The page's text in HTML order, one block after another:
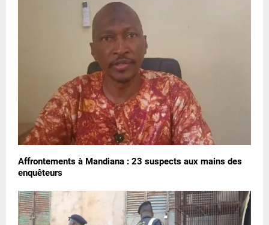
Affrontements à Mandiana : 23 suspects aux mains des
enquêteurs